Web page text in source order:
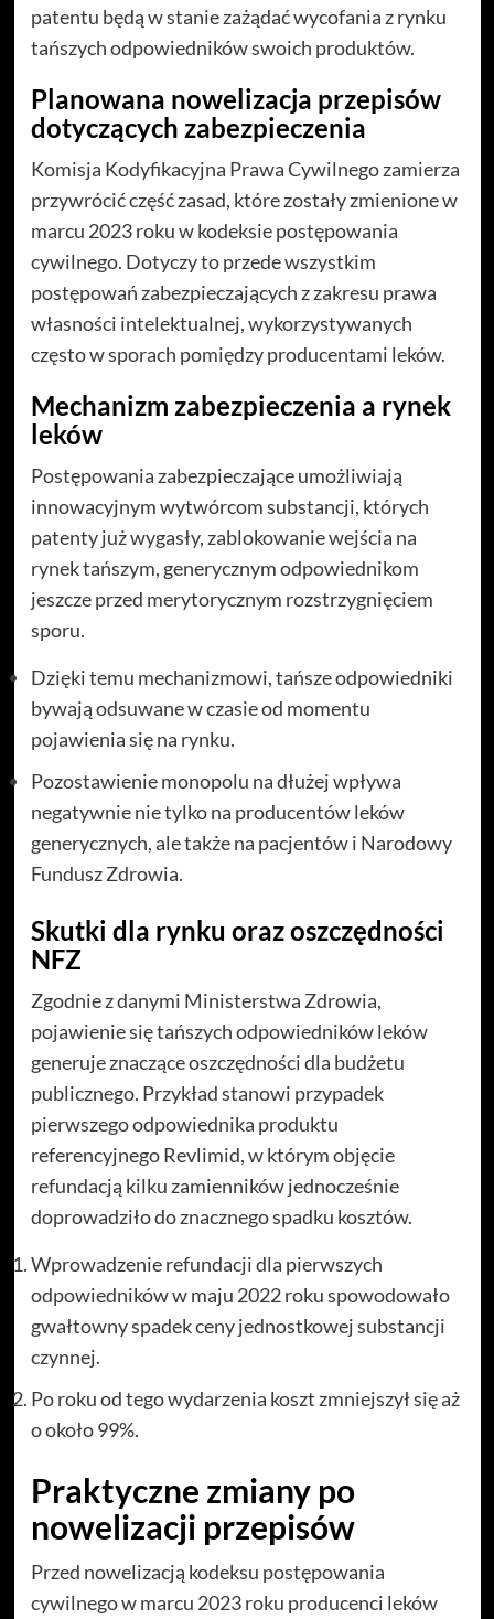
patentu będą w stanie zażądać wycofania z rynku
tańszych odpowiedników swoich produktów.
Planowana nowelizacja przepisów
dotyczących zabezpieczenia
Komisja Kodyfikacyjna Prawa Cywilnego zamierza
przywrócić część zasad, które zostały zmienione w
marcu 2023 roku w kodeksie postępowania
cywilnego. Dotyczy to przede wszystkim
postępowań zabezpieczających z zakresu prawa
własności intelektualnej, wykorzystywanych
często w sporach pomiędzy producentami leków.
Mechanizm zabezpieczenia a rynek
leków
Postępowania zabezpieczające umożliwiają
innowacyjnym wytwórcom substancji, których
patenty już wygasły, zablokowanie wejścia na
rynek tańszym, generycznym odpowiednikom
jeszcze przed merytorycznym rozstrzygnięciem
sporu.
Dzięki temu mechanizmowi, tańsze odpowiedniki
bywają odsuwane w czasie od momentu
pojawienia się na rynku.
Pozostawienie monopolu na dłużej wpływa
negatywnie nie tylko na producentów leków
generycznych, ale także na pacjentów i Narodowy
Fundusz Zdrowia.
Skutki dla rynku oraz oszczędności
NFZ
Zgodnie z danymi Ministerstwa Zdrowia,
pojawienie się tańszych odpowiedników leków
generuje znaczące oszczędności dla budżetu
publicznego. Przykład stanowi przypadek
pierwszego odpowiednika produktu
referencyjnego Revlimid, w którym objęcie
refundacją kilku zamienników jednocześnie
doprowadziło do znacznego spadku kosztów.
Wprowadzenie refundacji dla pierwszych
odpowiedników w maju 2022 roku spowodowało
gwałtowny spadek ceny jednostkowej substancji
czynnej.
Po roku od tego wydarzenia koszt zmniejszył się aż
o około 99%.
Praktyczne zmiany po
nowelizacji przepisów
Przed nowelizacją kodeksu postępowania
cywilnego w marcu 2023 roku producenci leków